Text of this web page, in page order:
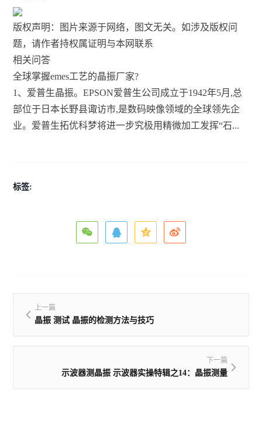
版权声明：图片来源于网络，图文无关。如涉及版权问
题，请作者持权属证明与本网联系
相关问答
全球掌握emes工艺的晶振厂家?
1、爱普生晶振。EPSON爱普生公司成立于1942年5月,总
部位于日本长野县诹访市,是数码映像领域的全球领先企
业。爱普生拓优科梦将进一步究极用精微加工发挥“石...
标签:
上一篇
晶振 测试 晶振的检测方法与技巧
下一篇
示波器测晶振 示波器实操特辑之14：晶振测量